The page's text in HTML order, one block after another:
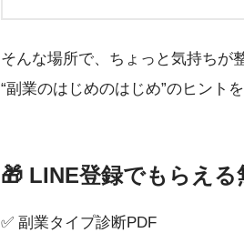
そんな場所で、ちょっと気持ちが
“副業のはじめのはじめ”のヒント
🎁 LINE登録でもらえる
✅ 副業タイプ診断PDF